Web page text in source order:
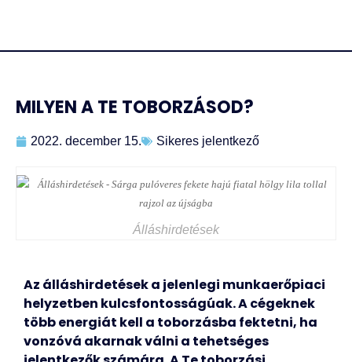
MILYEN A TE TOBORZÁSOD?
2022. december 15. Sikeres jelentkező
Álláshirdetések
Az álláshirdetések a jelenlegi munkaerőpiaci
helyzetben kulcsfontosságúak. A cégeknek
több energiát kell a toborzásba fektetni, ha
vonzóvá akarnak válni a tehetséges